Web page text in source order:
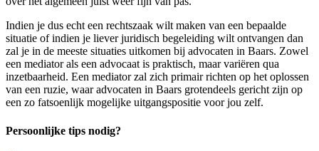
Indien je dus echt een rechtszaak wilt maken van een bepaalde
situatie of indien je liever juridisch begeleiding wilt ontvangen dan
zal je in de meeste situaties uitkomen bij advocaten in Baars. Zowel
een mediator als een advocaat is praktisch, maar variëren qua
inzetbaarheid. Een mediator zal zich primair richten op het oplossen
van een ruzie, waar advocaten in Baars grotendeels gericht zijn op
een zo fatsoenlijk mogelijke uitgangspositie voor jou zelf.
Persoonlijke tips nodig?